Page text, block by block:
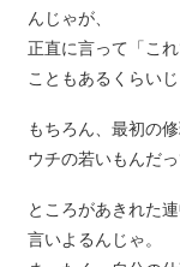
んじゃが、
正直に言って「こ
こともあるくらいじ
もちろん、最初の
ウチの若いもんだ
ところがあきれた
言いよるんじゃ。